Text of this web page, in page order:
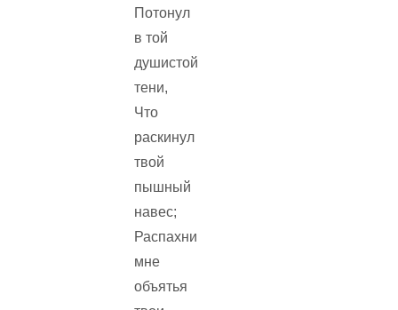
Потонул
в той
душистой
тени,
Что
раскинул
твой
пышный
навес;
Распахни
мне
объятья